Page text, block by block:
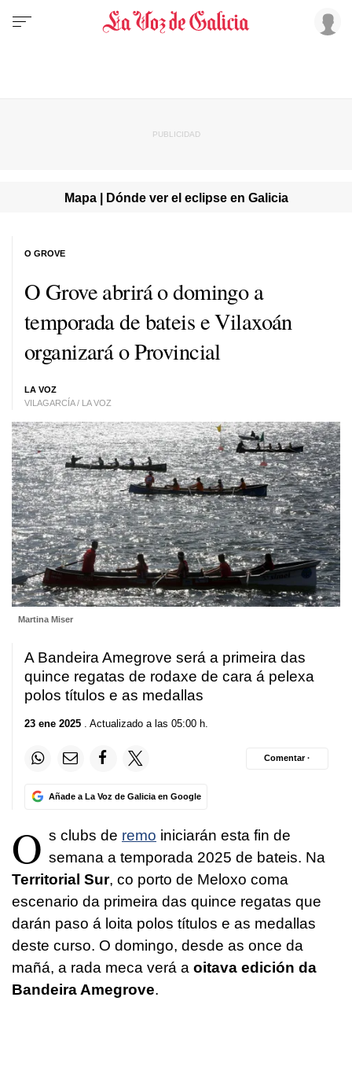
Mapa | Dónde ver el eclipse en Galicia
O Grove abrirá o domingo a
temporada de bateis e Vilaxoán
organizará o Provincial
LA VOZ
VILAGARCÍA / LA VOZ
O GROVE
Martina Miser
A Bandeira Amegrove será a primeira das
quince regatas de rodaxe de cara á pelexa
polos títulos e as medallas
23 ene 2025 . Actualizado a las 05:00 h.
Añade a La Voz de Galicia en Google
Comentar ·
O s clubs de remo iniciarán esta fin de
semana a temporada 2025 de bateis. Na
Territorial Sur, co porto de Meloxo coma
escenario da primeira das quince regatas que
darán paso á loita polos títulos e as medallas
deste curso. O domingo, desde as once da
mañá, a rada meca verá a oitava edición da
Bandeira Amegrove.